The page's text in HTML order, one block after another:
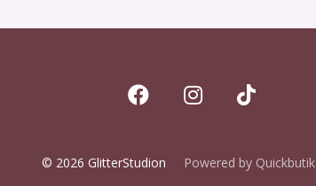
© 2026 GlitterStudion Powered by Quickbutik